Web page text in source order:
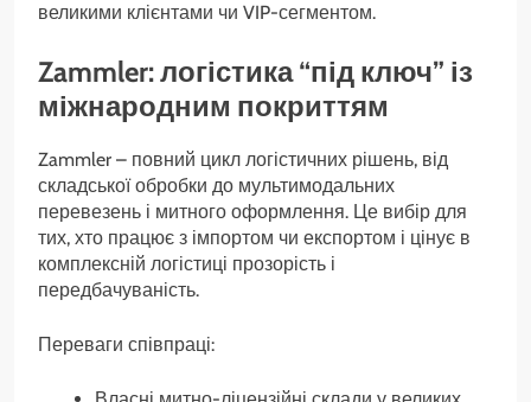
великими клієнтами чи VIP-сегментом.
Zammler: логістика “під ключ” із
міжнародним покриттям
Zammler – повний цикл логістичних рішень, від
складської обробки до мультимодальних
перевезень і митного оформлення. Це вибір для
тих, хто працює з імпортом чи експортом і цінує в
комплексній логістиці прозорість і
передбачуваність.
Переваги співпраці: